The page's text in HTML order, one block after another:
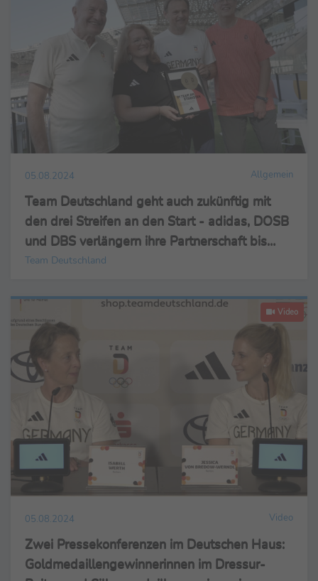
05.08.2024 Allgemein
Team Deutschland geht auch zukünftig mit
den drei Streifen an den Start - adidas, DOSB
und DBS verlängern ihre Partnerschaft bis
2032
Team Deutschland
Video
05.08.2024 Video
Zwei Pressekonferenzen im Deutschen Haus:
Goldmedaillengewinnerinnen im Dressur-